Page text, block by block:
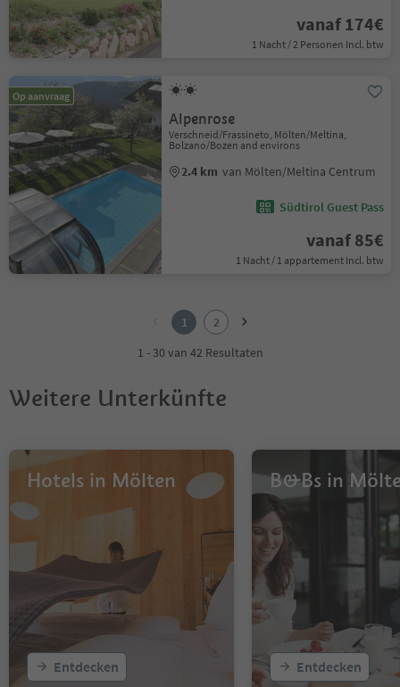
vanaf 174€
1 Nacht / 2 Personen Incl. btw
Op aanvraag
Alpenrose
Verschneid/Frassineto, Mölten/Meltina,
Bolzano/Bozen and environs
2.4 km van Mölten/Meltina Centrum
Südtirol Guest Pass
vanaf 85€
1 Nacht / 1 appartement Incl. btw
1
2
1 - 30 van 42 Resultaten
Weitere Unterkünfte
Hotels in Mölten
Entdecken
B&Bs in
Entdecken